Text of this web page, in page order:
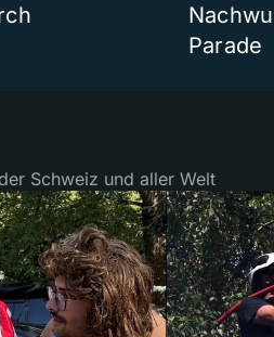
Parade
Schweiz und aller Welt